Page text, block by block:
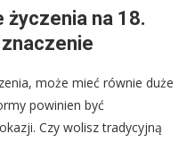
życzenia na 18.
może mieć równie duże
powinien być
Czy wolisz tradycyjną